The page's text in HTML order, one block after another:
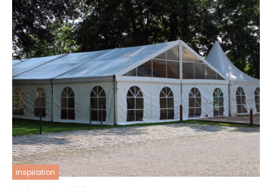
inspiration